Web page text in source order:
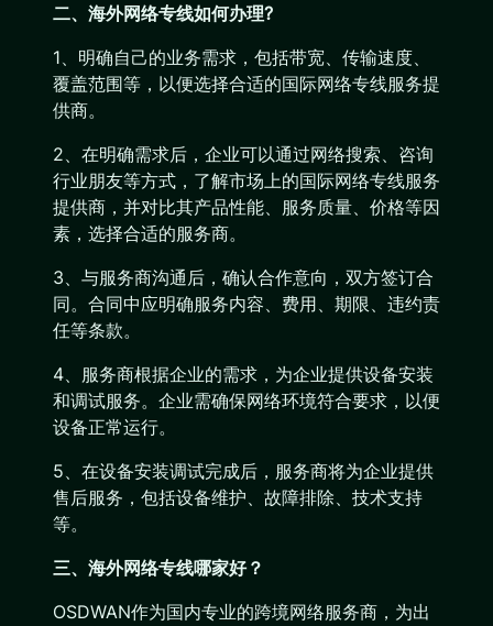
二、海外网络专线如何办理?
1、明确自己的业务需求，包括带宽、传输速度、
覆盖范围等，以便选择合适的国际网络专线服务提
供商。
2、在明确需求后，企业可以通过网络搜索、咨询
行业朋友等方式，了解市场上的国际网络专线服务
提供商，并对比其产品性能、服务质量、价格等因
素，选择合适的服务商。
3、与服务商沟通后，确认合作意向，双方签订合
同。合同中应明确服务内容、费用、期限、违约责
任等条款。
4、服务商根据企业的需求，为企业提供设备安装
和调试服务。企业需确保网络环境符合要求，以便
设备正常运行。
5、在设备安装调试完成后，服务商将为企业提供
售后服务，包括设备维护、故障排除、技术支持
等。
三、海外网络专线哪家好？
OSDWAN作为国内专业的跨境网络服务商，为出